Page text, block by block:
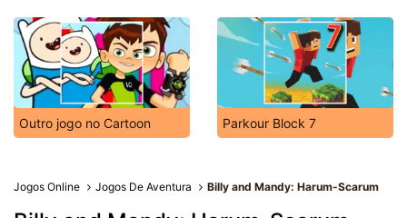
Outro jogo no Cartoon Parkour Block 7
Jogos Online Jogos De Aventura Billy and Mandy: Harum-Scarum